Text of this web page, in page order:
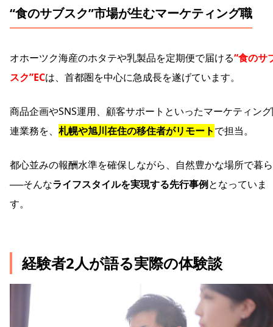
“食のサブスク”市場が生むマーケティング職
オホーツク海産のホタテや乳製品を定期便で届ける“食のサ
スク”ECは、首都圏を中心に急成長を遂げています。
商品企画やSNS運用、顧客サポートといったマーケティン
連業務を、 札幌や旭川在住の移住者がリモートで担当。
都心並みの報酬水準を確保しながら、自然豊かな場所で暮
──そんなライフスタイルを実現する先行事例となっていま
す。
経験者2人が語る実際の体験談